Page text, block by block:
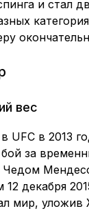
и стал
вес
UFC в 2013
за
Чедом
12 декабря
мир, уложив